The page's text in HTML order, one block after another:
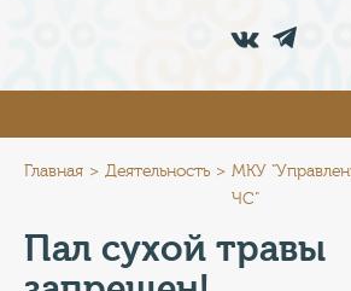
ПРЕСС-ЦЕНТР
ТУРИСТАМ
Главная Деятельность
МКУ
ЧС"
Пал сухой травы